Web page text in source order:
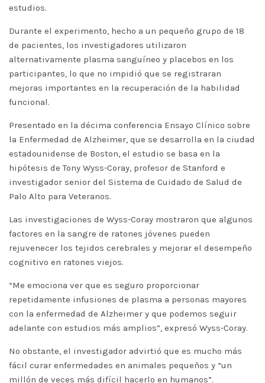
estudios.
Durante el experimento, hecho a un pequeño grupo de 18
de pacientes, los investigadores utilizaron
alternativamente plasma sanguíneo y placebos en los
participantes, lo que no impidió que se registraran
mejoras importantes en la recuperación de la habilidad
funcional.
Presentado en la décima conferencia Ensayo Clínico sobre
la Enfermedad de Alzheimer, que se desarrolla en la ciudad
estadounidense de Boston, el estudio se basa en la
hipótesis de Tony Wyss-Coray, profesor de Stanford e
investigador senior del Sistema de Cuidado de Salud de
Palo Alto para Veteranos.
Las investigaciones de Wyss-Coray mostraron que algunos
factores en la sangre de ratones jóvenes pueden
rejuvenecer los tejidos cerebrales y mejorar el desempeño
cognitivo en ratones viejos.
“Me emociona ver que es seguro proporcionar
repetidamente infusiones de plasma a personas mayores
con la enfermedad de Alzheimer y que podemos seguir
adelante con estudios más amplios”, expresó Wyss-Coray.
No obstante, el investigador advirtió que es mucho más
fácil curar enfermedades en animales pequeños y “un
millón de veces más difícil hacerlo en humanos”.